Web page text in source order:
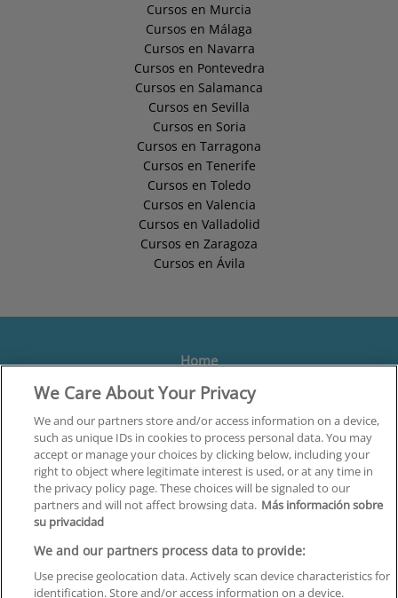
Cursos en Murcia
Cursos en Málaga
Cursos en Navarra
Cursos en Pontevedra
Cursos en Salamanca
Cursos en Sevilla
Cursos en Soria
Cursos en Tarragona
Cursos en Tenerife
Cursos en Toledo
Cursos en Valencia
Cursos en Valladolid
Cursos en Zaragoza
Cursos en Ávila
Home
Formación
Centros
Orientación
Quiénes somos
Contacta
Aviso Legal
Política de Privacidad
We Care About Your Privacy
We and our partners store and/or access information on a device,
such as unique IDs in cookies to process personal data. You may
accept or manage your choices by clicking below, including your
right to object where legitimate interest is used, or at any time in
the privacy policy page. These choices will be signaled to our
partners and will not affect browsing data. Más información sobre
su privacidad
We and our partners process data to provide:
Use precise geolocation data. Actively scan device characteristics for
identification. Store and/or access information on a device.